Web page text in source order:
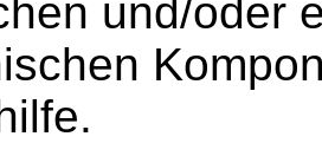
und/oder